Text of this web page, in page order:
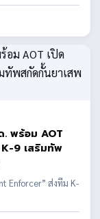
พร้อม AOT
9 เสริมทัพ
Enforcer” ส่งทีม K-